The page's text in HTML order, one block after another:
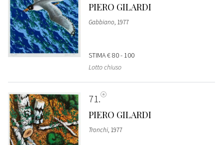
PIERO GILARDI
Gabbiano, 1977
STIMA€ 80 - 100
Lotto chiuso
71
PIERO GILARDI
Tronchi, 1977